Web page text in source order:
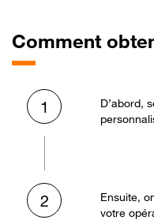
Comment
1
D’abord,
2
Ensuite,
votre